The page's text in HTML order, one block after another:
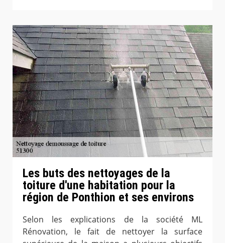
Les buts des nettoyages de la
toiture d'une habitation pour la
région de Ponthion et ses environs
Selon les explications de la société ML
Rénovation, le fait de nettoyer la surface